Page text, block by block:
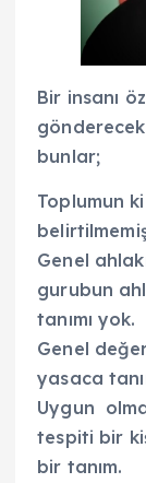
Bir insanı
bunlar;
Toplumun
Genel
gurubun
tanımı yok.
Genel
yasaca
Uygun
tespiti bir
bir tanım.